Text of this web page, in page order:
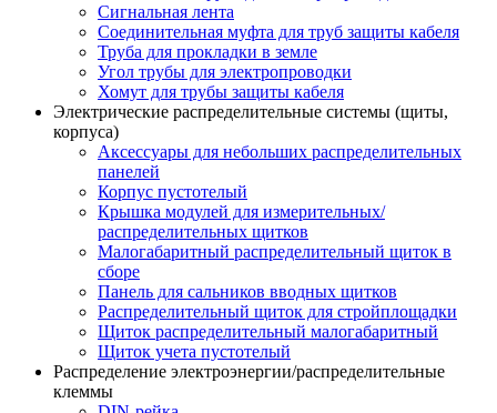
Сигнальная лента
Соединительная муфта для труб защиты кабеля
Труба для прокладки в земле
Угол трубы для электропроводки
Хомут для трубы защиты кабеля
Электрические распределительные системы (щиты,
корпуса)
Аксессуары для небольших распределительных
панелей
Корпус пустотелый
Крышка модулей для измерительных/
распределительных щитков
Малогабаритный распределительный щиток в
сборе
Панель для сальников вводных щитков
Распределительный щиток для стройплощадки
Щиток распределительный малогабаритный
Щиток учета пустотелый
Распределение электроэнергии/распределительные
клеммы